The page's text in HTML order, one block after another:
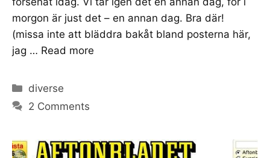
morgon är just det – en annan dag. Bra där!
(missa inte att bläddra bakåt bland posterna här,
jag … Read more
Categories
diverse
2 Comments